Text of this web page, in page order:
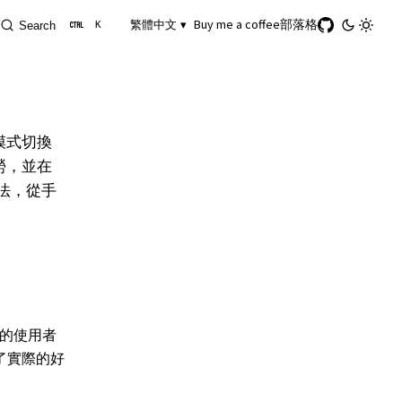
Search K 繁體中文 ▾ Buy me a coffee部落格
式切換
，並在
，從手
使用者
實際的好